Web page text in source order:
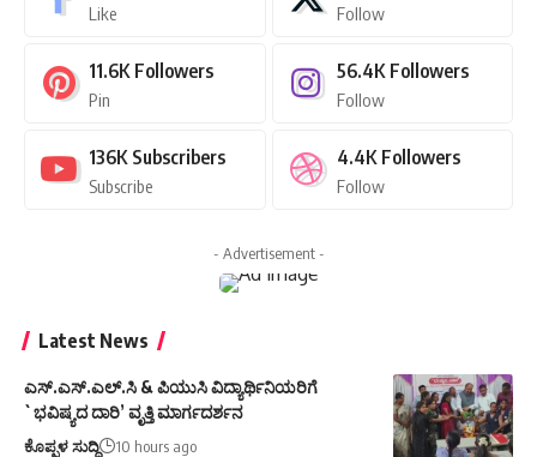
Like Follow
11.6K Followers
Pin
56.4K Followers
Follow
136K Subscribers
Subscribe
4.4K Followers
Follow
- Advertisement -
Latest News
ಎಸ್.ಎಸ್.ಎಲ್.ಸಿ & ಪಿಯುಸಿ ವಿದ್ಯಾರ್ಥಿನಿಯರಿಗೆ
`ಭವಿಷ್ಯದ ದಾರಿ’ ವೃತ್ತಿ ಮಾರ್ಗದರ್ಶನ
ಕೊಪ್ಪಳ ಸುದ್ದಿ 10 hours ago